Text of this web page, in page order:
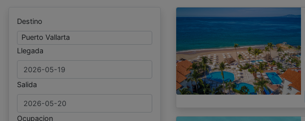
Destino
Puerto Vallarta
Llegada
Salida
Ocupacion